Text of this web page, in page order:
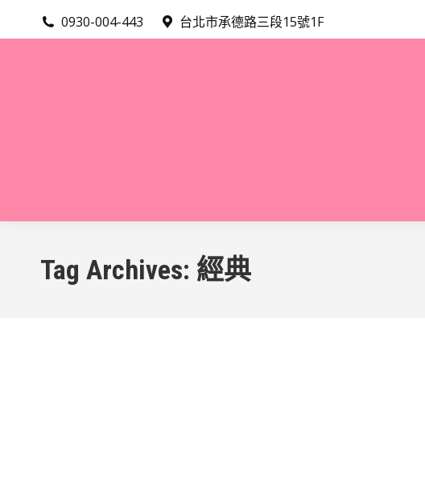
0930-004-443 台北市承德路三段15號1F
Tag Archives: 經典